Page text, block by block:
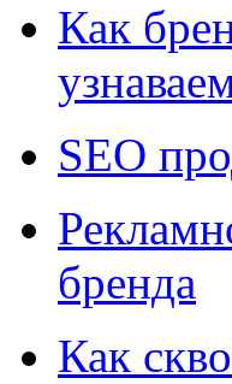
Как
SEO
бренда
Как